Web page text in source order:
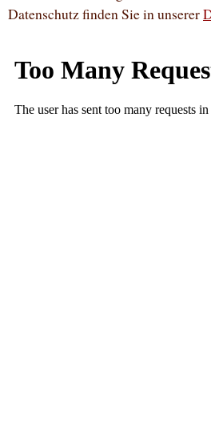
Datenschutz finden Sie in unserer